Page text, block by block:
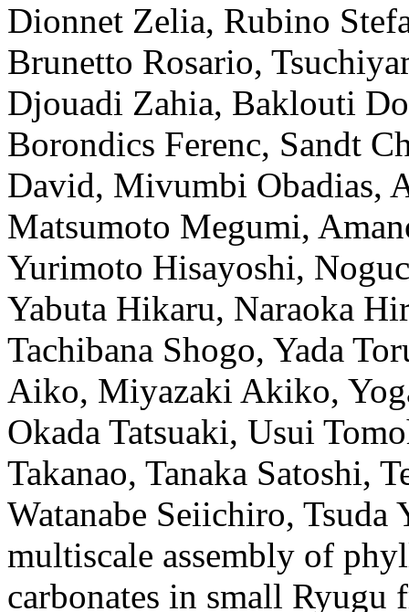
Dionnet Zelia, Rubino
Brunetto Rosario,
Djouadi Zahia, Baklouti
Borondics Ferenc, Sandt
David, Mivumbi Obadias,
Matsumoto Megumi,
Yurimoto Hisayoshi,
Yabuta Hikaru, Naraoka
Tachibana Shogo, Yada
Aiko, Miyazaki Akiko,
Okada Tatsuaki, Usui
Takanao, Tanaka Satoshi,
Watanabe Seiichiro, Tsuda
multiscale assembly of
carbonates in small Ryugu